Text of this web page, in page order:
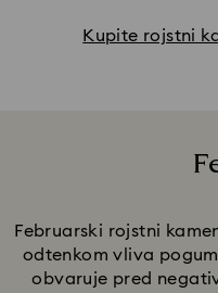
Kupite rojstni
Februarski rojstni
odtenkom vliva
obvaruje pred